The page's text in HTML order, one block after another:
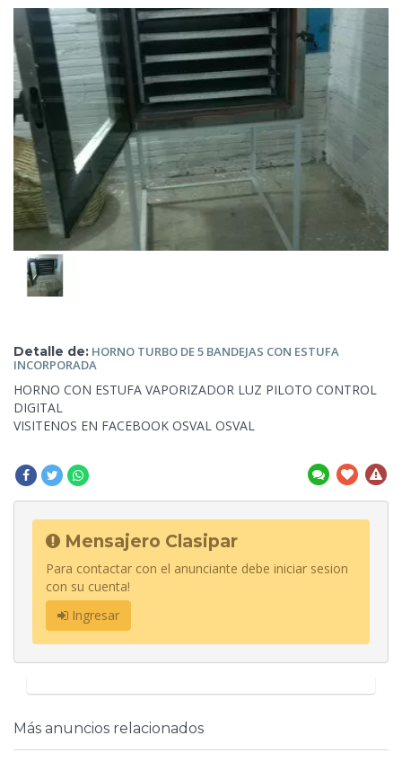
Detalle de: HORNO TURBO DE 5 BANDEJAS CON ESTUFA
INCORPORADA
HORNO CON ESTUFA VAPORIZADOR LUZ PILOTO CONTROL
DIGITAL
VISITENOS EN FACEBOOK OSVAL OSVAL
Mensajero Clasipar
Para contactar con el anunciante debe iniciar sesion
con su cuenta!
Ingresar
Más anuncios relacionados